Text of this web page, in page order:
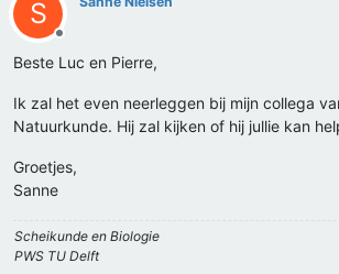
S
Offline
Beste Luc en Pierre,
Ik zal het even neerleggen bij mijn collega
Natuurkunde. Hij zal kijken of hij jullie kan
Groetjes,
Sanne
Scheikunde en Biologie
PWS TU Delft